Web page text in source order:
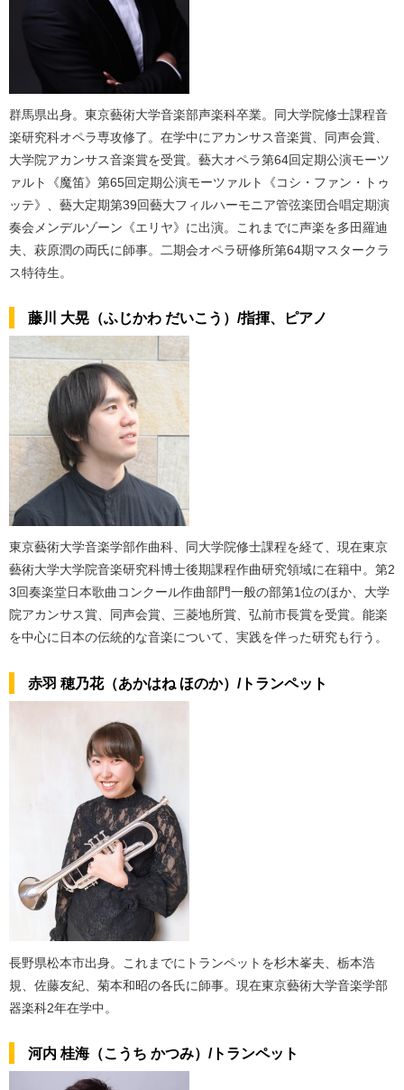
群馬県出身。東京藝術大学音楽部声楽科卒業。同大学院修士課程音
楽研究科オペラ専攻修了。在学中にアカンサス音楽賞、同声会賞、
大学院アカンサス音楽賞を受賞。藝大オペラ第64回定期公演モーツ
ァルト《魔笛》第65回定期公演モーツァルト《コシ・ファン・トゥ
ッテ》、藝大定期第39回藝大フィルハーモニア管弦楽団合唱定期演
奏会メンデルゾーン《エリヤ》に出演。これまでに声楽を多田羅迪
夫、萩原潤の両氏に師事。二期会オペラ研修所第64期マスタークラ
ス特待生。
藤川 大晃（ふじかわ だいこう）/指揮、ピアノ
東京藝術大学音楽学部作曲科、同大学院修士課程を経て、現在東京
藝術大学大学院音楽研究科博士後期課程作曲研究領域に在籍中。第2
3回奏楽堂日本歌曲コンクール作曲部門一般の部第1位のほか、大学
院アカンサス賞、同声会賞、三菱地所賞、弘前市長賞を受賞。能楽
を中心に日本の伝統的な音楽について、実践を伴った研究も行う。
赤羽 穂乃花（あかはね ほのか）/トランペット
長野県松本市出身。これまでにトランペットを杉木峯夫、栃本浩
規、佐藤友紀、菊本和昭の各氏に師事。現在東京藝術大学音楽学部
器楽科2年在学中。
河内 桂海（こうち かつみ）/トランペット